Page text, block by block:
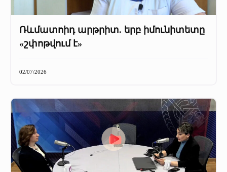
Ռևմատոիդ արթրիտ. երբ իմունիտետը
«շփոթվում է»
02/07/2026